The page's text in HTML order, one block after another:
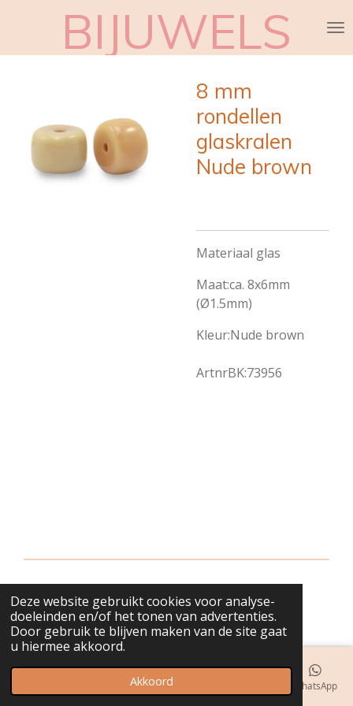
Deze website gebruikt cookies voor analyse-
doeleinden en/of het tonen van advertenties.
Door gebruik te blijven maken van de site gaat
u hiermee akkoord.
Akkoord
naar
BIJUWELS
8 mm
rondellen
glaskralen
Nude brown
Materiaal glas
Maat:ca. 8x6mm
(Ø1.5mm)
Kleur:Nude brown
ArtnrBK:73956
© 2018 - 2026 bijuwels
Telefoonnummer WhatsApp